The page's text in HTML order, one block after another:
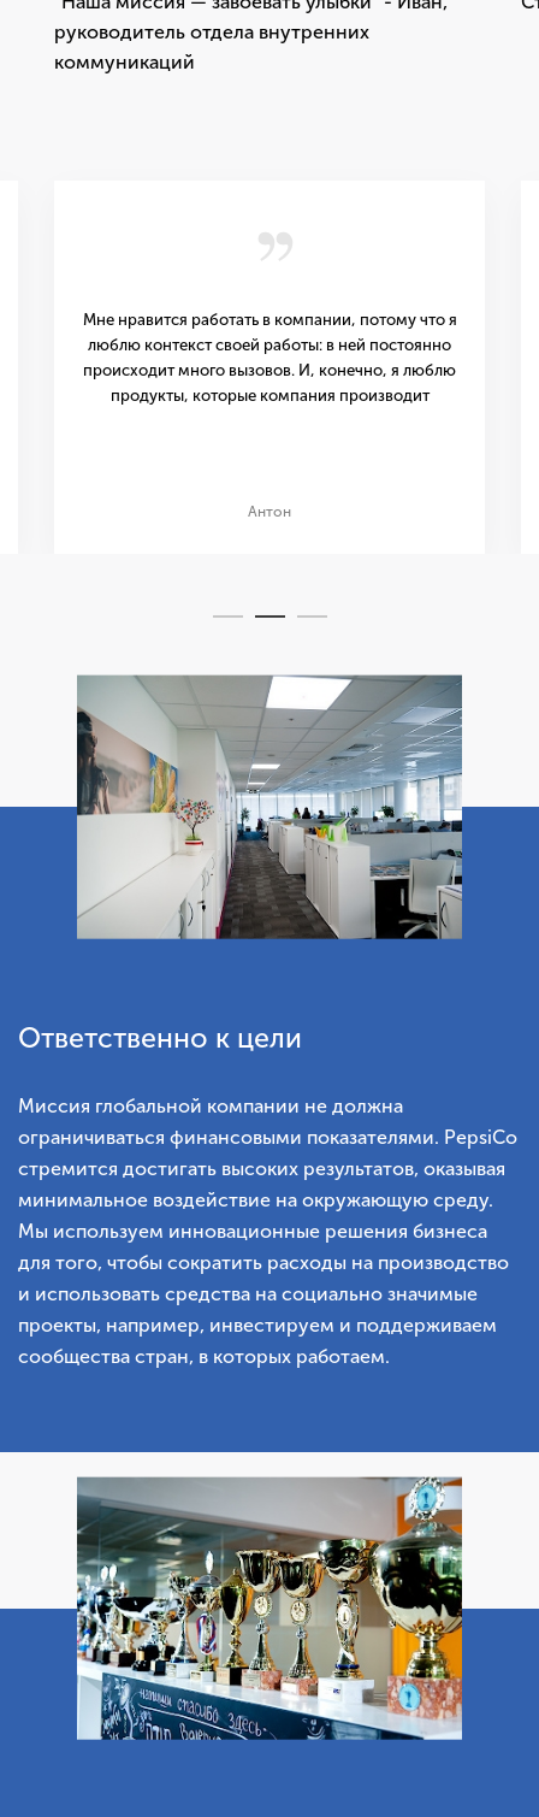
руководитель отдела внутренних
коммуникаций
,,
Мне нравится работать в компании, потому что я
люблю контекст своей работы: в ней постоянно
происходит много вызовов. И, конечно, я люблю
продукты, которые компания производит
Антон
Ответственно к цели
Миссия глобальной компании не должна
ограничиваться финансовыми показателями. PepsiCo
стремится достигать высоких результатов, оказывая
минимальное воздействие на окружающую среду.
Мы используем инновационные решения бизнеса
для того, чтобы сократить расходы на производство
и использовать средства на социально значимые
проекты, например, инвестируем и поддерживаем
сообщества стран, в которых работаем.